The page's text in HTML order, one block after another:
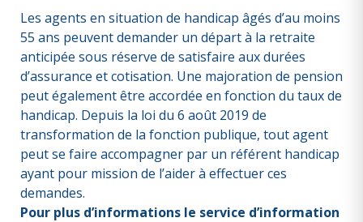
Les agents en situation de handicap âgés d’au moins
55 ans peuvent demander un départ à la retraite
anticipée sous réserve de satisfaire aux durées
d’assurance et cotisation. Une majoration de pension
peut également être accordée en fonction du taux de
handicap. Depuis la loi du 6 août 2019 de
transformation de la fonction publique, tout agent
peut se faire accompagner par un référent handicap
ayant pour mission de l’aider à effectuer ces
demandes.
Pour plus d’informations le service d’information